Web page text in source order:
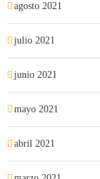
agosto 2021
julio 2021
junio 2021
mayo 2021
abril 2021